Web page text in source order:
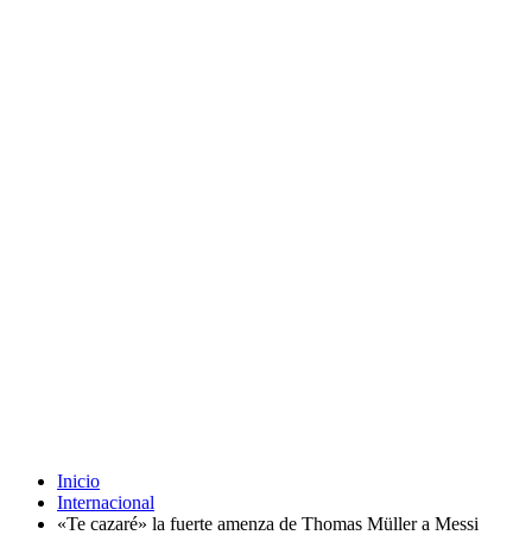
Inicio
Internacional
«Te cazaré» la fuerte amenza de Thomas Müller a Messi